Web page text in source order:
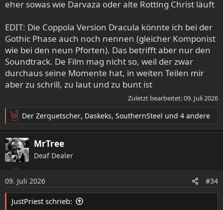
eher sowas wie Darvaza oder alte Rotting Christ läuft
EDIT: Die Coppola Version Dracula könnte ich bei der
Gothic Phase auch noch nennen (gleicher Komponist
wie bei den neun Pforten). Das betrifft aber nur den
Soundtrack. De Film mag nicht so, weil der zwar
durchaus seine Momente hat, in weiten Teilen mir
aber zu schrill, zu laut und zu bunt ist
Zuletzt bearbeitet:09. Juli 2026
R
e
a
k
t
n
e
n
Der Zerquetscher, Daskeks, SouthernSteel und 4 andere
MrTree
Deaf Dealer
09. Juli 2026 #34
JustPriest schrieb: